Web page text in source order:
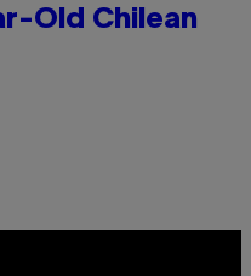
Old Chilean